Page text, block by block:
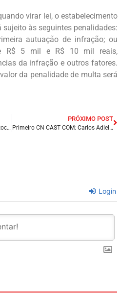
virar lei, o estabelecimento
às seguintes penalidades:
autuação de infração; ou
R$ 5 mil e R$ 10 mil reais,
da infração e outros fatores.
da penalidade de multa será
Homem é preso pela PM com motocicleta roubada na cidade de Pedreiras/MA.
PRÓXIMO POST
Primeiro CN CAST COM: Carlos Adiel (23/12/2021), ás 19:00 AO VIVO.
Login